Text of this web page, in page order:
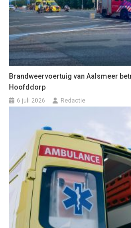
Brandweervoertuig van Aalsmeer
Hoofddorp
6 juli 2026 Redactie